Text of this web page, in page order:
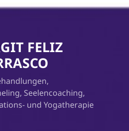
FELIZ
Seelencoaching,
und Yogatherapie